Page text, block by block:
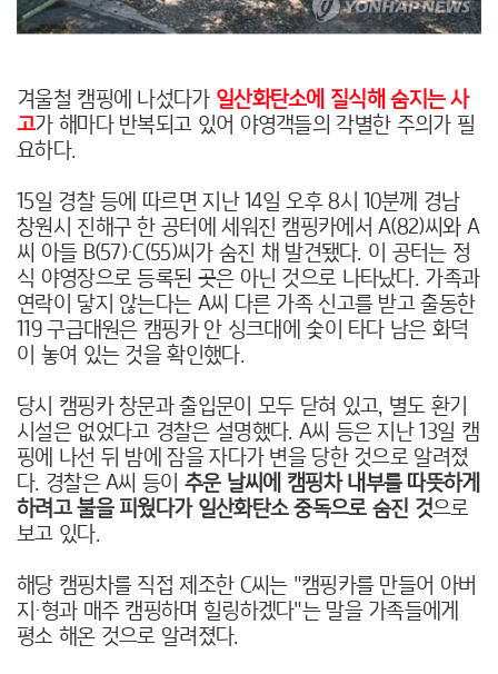
겨울철 캠핑에 나섰다가 일산화탄소에 질식해 숨지는 사
고가 해마다 반복되고 있어 야영객들의 각별한 주의가 필
요하다.
15일 경찰 등에 따르면 지난 14일 오후 8시 10분께 경남
창원시 진해구 한 공터에 세워진 캠핑카에서 A(82)씨와 A
씨 아들 B(57)·C(55)씨가 숨진 채 발견됐다. 이 공터는 정
식 야영장으로 등록된 곳은 아닌 것으로 나타났다. 가족과
연락이 닿지 않는다는 A씨 다른 가족 신고를 받고 출동한
119 구급대원은 캠핑카 안 싱크대에 숯이 타다 남은 화덕
이 놓여 있는 것을 확인했다.
당시 캠핑카 창문과 출입문이 모두 닫혀 있고, 별도 환기
시설은 없었다고 경찰은 설명했다. A씨 등은 지난 13일 캠
핑에 나선 뒤 밤에 잠을 자다가 변을 당한 것으로 알려졌
다. 경찰은 A씨 등이 추운 날씨에 캠핑차 내부를 따뜻하게
하려고 불을 피웠다가 일산화탄소 중독으로 숨진 것으로
보고 있다.
해당 캠핑차를 직접 제조한 C씨는 "캠핑카를 만들어 아버
지·형과 매주 캠핑하며 힐링하겠다"는 말을 가족들에게
평소 해온 것으로 알려졌다.